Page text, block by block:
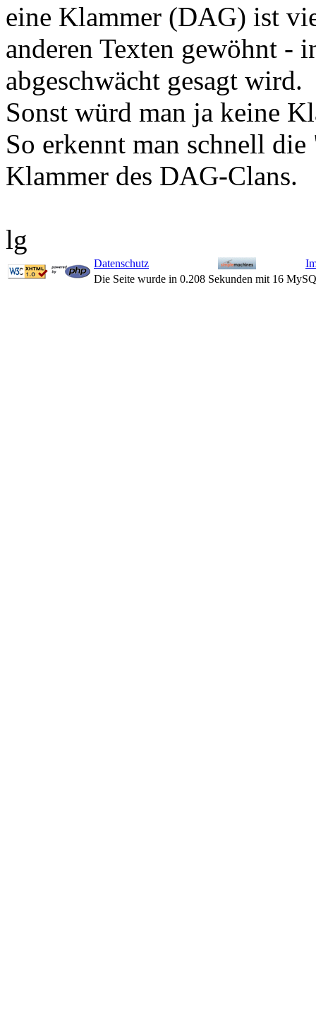
eine Klammer (DAG) ist
anderen Texten gewöhnt -
abgeschwächt gesagt wird.
Sonst würd man ja keine
So erkennt man schnell
Klammer des DAG-Clans.
lg
Datenschutz
Die Seite wurde in 0.208 Sekunden mit 16